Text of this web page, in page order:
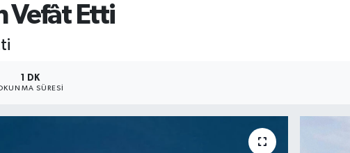
Vefât Etti
1 DK
SÜRESI